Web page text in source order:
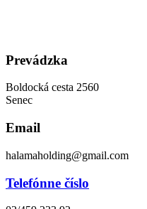
Prevádzka
Boldocká cesta 2560
Senec
Email
halamaholding@gmail.com
Telefónne číslo